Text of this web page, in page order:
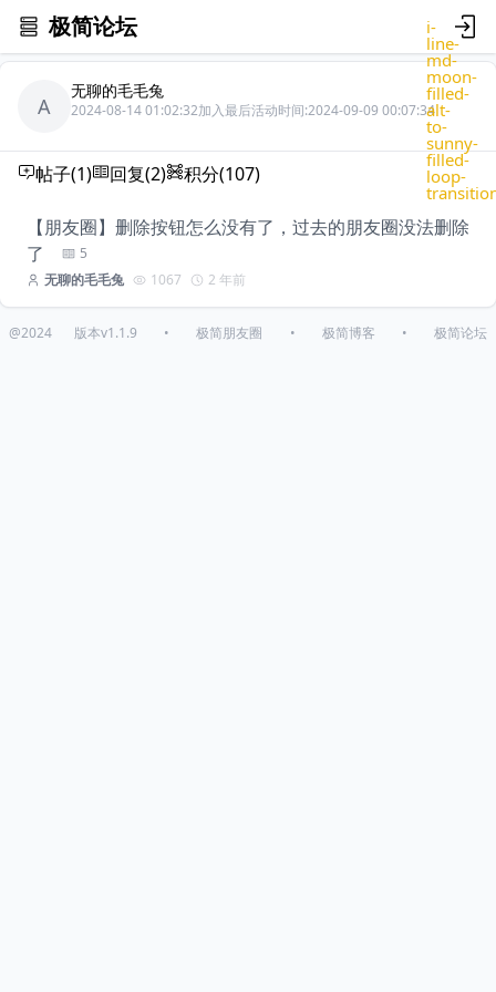
极简论坛 i-
line-
md-
moon-
filled-
alt-
to-
sunny-
filled-
loop-
A
无聊的毛毛兔
2024-08-14 01:02:32加入最后活动时间:2024-09-09 00:07:34
帖子(1) 回复(2) 积分(107)
【朋友圈】删除按钮怎么没有了，过去的朋友圈没法删除
了
5
无聊的毛毛兔
1067 2 年前
@2024 版本v1.1.9 • 极简朋友圈 • 极简博客 • 极简论坛